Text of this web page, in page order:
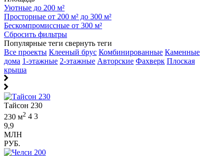
Уютные до 200 м²
Просторные от 200 м² до 300 м²
Бескомпромиссные от 300 м²
Сбросить фильтры
Популярные теги свернуть теги
Все проекты Клееный брус Комбинированные Каменные
дома 1-этажные 2-этажные Авторские Фахверк Плоская
крыша
Тайсон 230
230 м2 4 3
9,9
МЛН
РУБ.